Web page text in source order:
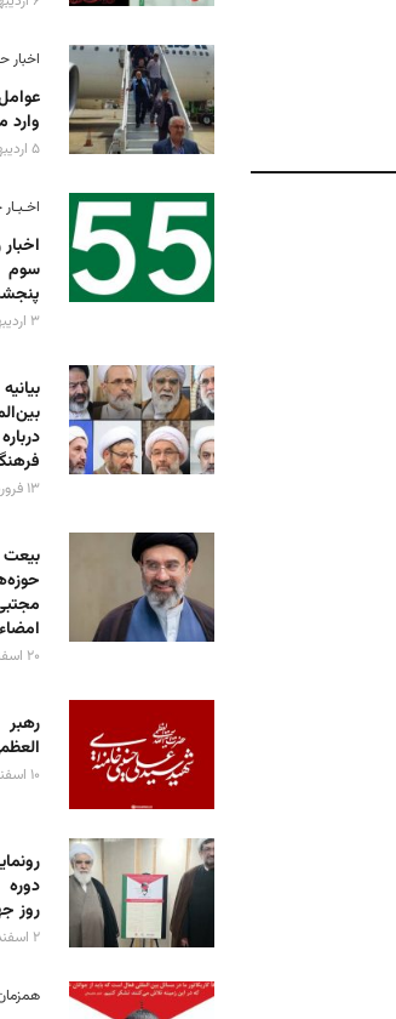
سید علی رضا حسینی ۳۰ آبان ۱۴۰۴ اخبار حج
وارد
۵ اردیبهشت ۱۴۰۵
اخـبـار
سوم
پنجشنبه ۳
۳ اردیبهشت ۱۴۰۵
۱۳ فروردین ۱۴۰۵
۲۰ اسفند ۱۴۰۴
۱۰ اسفند ۱۴۰۴
دوره
روز
۲ اسفند ۱۴۰۴